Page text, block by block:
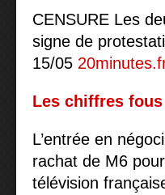
CENSURE Les
signe de
15/05
Les chiffres fous
L’entrée en
rachat de M6
télévision